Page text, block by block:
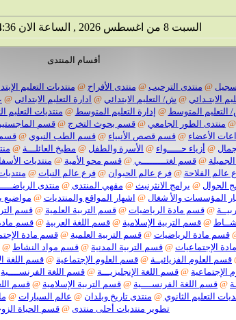
السبت 8 من اغسطس 2026 , الساعة الان 10:24:37 صباحاً.
أقسام المنتدى
@ منتدى الترحيب @ منتدى الأفراح @ منتديات التعليم
الابتـدائي @ ش/ التعليم الابتدائي @ ادارة التعليم الابتدائي @
المتوسط @ إدارة التعليم المتوسط @ منتديات التعليم
@ منتدى الطور الجامعي @ قسم بحوث التخرج @ قسم الماجستير
الأعضاء @ قسم قصص الأنبياء @ قسم الطب النبوي @ قسم
@ أزياء حـــــواء @ الأسرة والطفل @ مطبخ العائلـــة @
@قسم لغتـــــــــي @قسم محو الأمية @ منتديات
عالم الفلاحة @فرع عالم الحيوان @فرع عالم النبات @
الجوال @ برامج الانثرنيث @ مقهي المنتدى @ منتدى
المؤسسات والأ شغال @ اشهار المواقع والمنتديات @ مواضيع
@قسم مادة الرياضيات @قسم التربية العلمية @قسم
@ قسم التربية الإسلامية @ قسم اللغة العربية @ قسم
قسم مادة الرياضيات @قسم التربية العلمية @قسم مادة
الإجتماعيات @ قسم التربية المدنية @ قسم مواد النشاط @
قسم العلوم الفزيائيــة @ قسم العلوم الإجتماعية @قسم اللغة
الإجتماعية @ قسم اللغة الإنجليزيـــة @ قسم اللغة الفرنســــية
@ قسم اللغة الفرنســــية @ قسم التربية الإسلامية @ قسم
التعليم الثانوي @ منتدى تاريخ وبلدان @ عالم السيارات @
تطوير منتديات أحلى منتدى @قسم الحياة